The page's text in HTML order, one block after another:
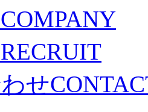
COMPANY
RECRUIT
せ